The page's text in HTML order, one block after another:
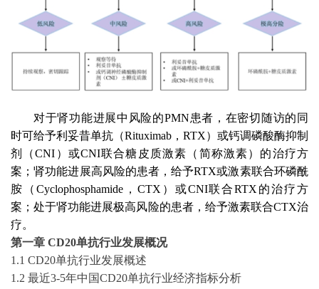
对于肾功能进展中风险的PMN患者，在密切随访的同
时可给予利妥昔单抗（Rituximab，RTX）或钙调磷酸酶抑制
剂（CNI）或CNI联合糖皮质激素（简称激素）的治疗方
案；肾功能进展高风险的患者，给予RTX或激素联合环磷酰
胺（Cyclophosphamide，CTX）或CNI联合RTX的治疗方
案；处于肾功能进展极高风险的患者，给予激素联合CTX治
疗。
第一章 CD20单抗行业发展概况
1.1 CD20单抗行业发展概述
1.2 最近3-5年中国CD20单抗行业经济指标分析